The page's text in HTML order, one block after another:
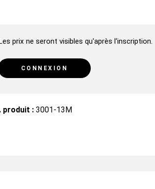
Les prix ne seront visibles qu'après l'inscription.
CONNEXION
produit : 3001-13M